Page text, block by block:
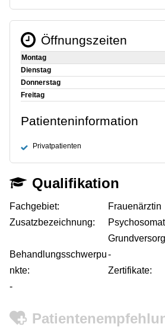
Öffnungszeiten
Montag
Dienstag
Donnerstag
Freitag
Patienteninformation
Privatpatienten
Qualifikation
Fachgebiet:
Frauenärztin
Zusatzbezeichnung:
Behandlungsschwerpu
nkte:
-
Zertifikate:
-